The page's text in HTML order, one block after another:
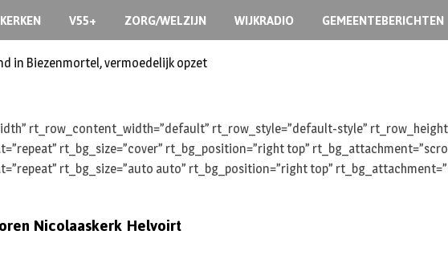
KERKEN V55+ ZORG/WELZIJN WIJKRADIO GEMEENTEBERICHTEN
in Biezenmortel, vermoedelijk opzet
rt_row_content_width=”default” rt_row_style=”default-style”
rt_bg_size=”cover” rt_bg_position=”right top”
rt_bg_size=”auto auto” rt_bg_position=”right top”
Nicolaaskerk Helvoirt